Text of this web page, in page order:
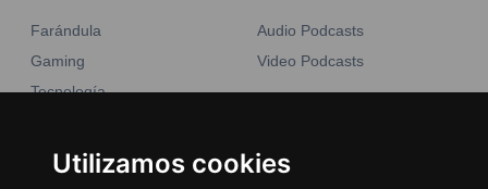
Utilizamos cookies
Farándula
Gaming
Tecnología
Business
Audio Podcasts
Video Podcasts
Emisoras Unidas